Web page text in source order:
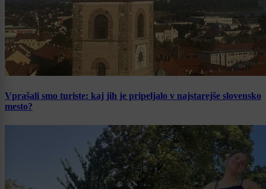
Vprašali smo turiste: kaj jih je pripeljalo v najstarejše slovensko
mesto?